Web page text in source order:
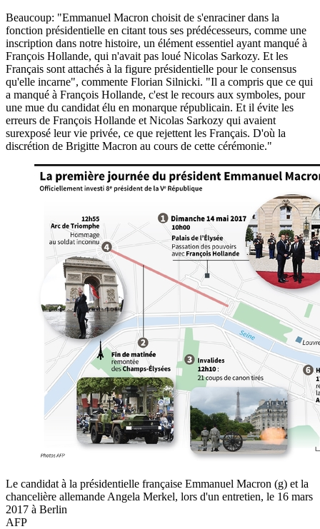
Beaucoup: "Emmanuel Macron choisit de s'enraciner dans la
fonction présidentielle en citant tous ses prédécesseurs, comme une
inscription dans notre histoire, un élément essentiel ayant manqué à
François Hollande, qui n'avait pas loué Nicolas Sarkozy. Et les
Français sont attachés à la figure présidentielle pour le consensus
qu'elle incarne", commente Florian Silnicki. "Il a compris que ce qui
a manqué à François Hollande, c'est le recours aux symboles, pour
une mue du candidat élu en monarque républicain. Et il évite les
erreurs de François Hollande et Nicolas Sarkozy qui avaient
surexposé leur vie privée, ce que rejettent les Français. D'où la
discrétion de Brigitte Macron au cours de cette cérémonie."
Le candidat à la présidentielle française Emmanuel Macron (g) et la
chancelière allemande Angela Merkel, lors d'un entretien, le 16 mars
2017 à Berlin
AFP